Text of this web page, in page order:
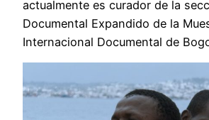
actualmente es curador de la
Documental Expandido de la
Internacional Documental de